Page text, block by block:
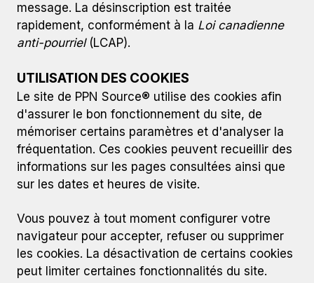
message. La désinscription est traitée
rapidement, conformément à la Loi canadienne
anti-pourriel(LCAP).
UTILISATION DES COOKIES
Le site de PPN Source® utilise des cookies afin
d'assurer le bon fonctionnement du site, de
mémoriser certains paramètres et d'analyser la
fréquentation. Ces cookies peuvent recueillir des
informations sur les pages consultées ainsi que
sur les dates et heures de visite.
Vous pouvez à tout moment configurer votre
navigateur pour accepter, refuser ou supprimer
les cookies. La désactivation de certains cookies
peut limiter certaines fonctionnalités du site.